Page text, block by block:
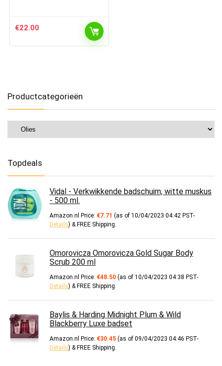
€22.00
Productcategorieën
Topdeals
Vidal - Verkwikkende badschuim, witte muskus
- 500 ml.
Amazon.nl Price: €7.71 (as of 10/04/2023 04:42 PST-
Details) & FREE Shipping.
Omorovicza Omorovicza Gold Sugar Body
Scrub 200 ml
Amazon.nl Price: €48.50 (as of 10/04/2023 04:38 PST-
Details) & FREE Shipping.
Baylis & Harding Midnight Plum & Wild
Blackberry Luxe badset
Amazon.nl Price: €30.45 (as of 09/04/2023 04:46 PST-
Details) & FREE Shipping.